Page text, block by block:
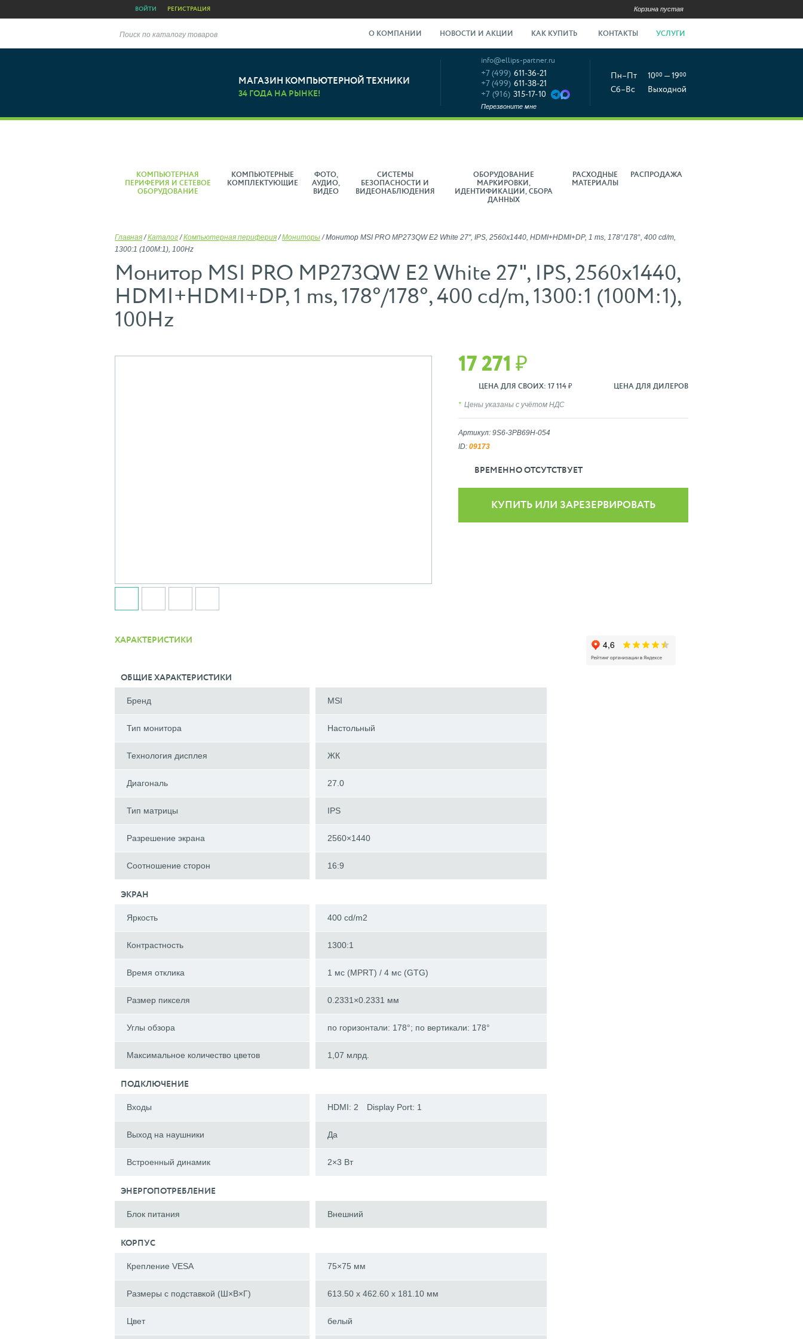
ВОЙТИ РЕГИСТРАЦИЯ Корзина пустая
Поиск по каталогу товаров О КОМПАНИИ НОВОСТИ И АКЦИИ КАК КУПИТЬ КОНТАКТЫ УСЛУГИ
МАГАЗИН КОМПЬЮТЕРНОЙ ТЕХНИКИ
34 ГОДА НА РЫНКЕ!
info@ellips-partner.ru
+7 (499) 611-36-21
+7 (499) 611-38-21
+7 (916) 315-17-10
Перезвоните мне
Пн–Пт 1000 — 1900
Сб–Вс Выходной
КОМПЬЮТЕРНАЯ
ПЕРИФЕРИЯ И СЕТЕВОЕ
ОБОРУДОВАНИЕ
КОМПЬЮТЕРНЫЕ
КОМПЛЕКТУЮЩИЕ
ФОТО,
АУДИО,
ВИДЕО
СИСТЕМЫ
БЕЗОПАСНОСТИ И
ВИДЕОНАБЛЮДЕНИЯ
ОБОРУДОВАНИЕ
МАРКИРОВКИ,
ИДЕНТИФИКАЦИИ, СБОРА
ДАННЫХ
РАСХОДНЫЕ
МАТЕРИАЛЫ
РАСПРОДАЖА
Главная /Каталог /Компьютерная периферия /Мониторы /Монитор MSI PRO MP273QW E2 White 27", IPS, 2560x1440, HDMI+HDMI+DP, 1 ms, 178°/178°, 400 cd/m,
1300:1 (100M:1), 100Hz
Монитор MSI PRO MP273QW E2 White 27", IPS, 2560x1440,
HDMI+HDMI+DP, 1 ms, 178°/178°, 400 cd/m, 1300:1 (100M:1),
100Hz
17 271 ₽
ЦЕНА ДЛЯ СВОИХ: 17 114 ₽ ЦЕНА ДЛЯ ДИЛЕРОВ
Цены указаны с учётом НДС
Артикул: 9S6-3PB69H-054
ID: 09173
ВРЕМЕННО ОТСУТСТВУЕТ
КУПИТЬ ИЛИ ЗАРЕЗЕРВИРОВАТЬ
ХАРАКТЕРИСТИКИ
ОБЩИЕ ХАРАКТЕРИСТИКИ
Бренд MSI
Тип монитора Настольный
Технология дисплея ЖК
Диагональ 27.0
Тип матрицы IPS
Разрешение экрана 2560×1440
Соотношение сторон 16:9
ЭКРАН
Яркость 400 cd/m2
Контрастность 1300:1
Время отклика 1 мс (MPRT) / 4 мс (GTG)
Размер пикселя 0.2331×0.2331 мм
Углы обзора по горизонтали: 178°; по вертикали: 178°
Максимальное количество цветов 1,07 млрд.
ПОДКЛЮЧЕНИЕ
Входы HDMI: 2 Display Port: 1
Выход на наушники Да
Встроенный динамик 2×3 Вт
ЭНЕРГОПОТРЕБЛЕНИЕ
Блок питания Внешний
КОРПУС
Крепление VESA 75×75 мм
Размеры с подставкой (Ш×В×Г) 613.50 x 462.60 x 181.10 мм
Цвет белый